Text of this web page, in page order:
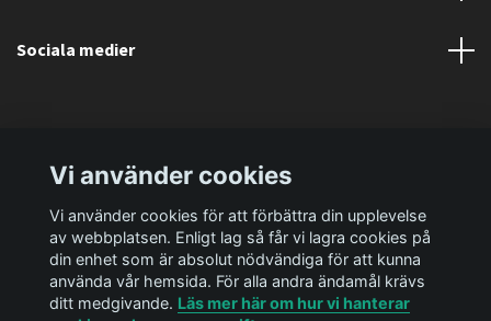
Sociala medier
Vi använder cookies
Vi använder cookies för att förbättra din upplevelse
av webbplatsen. Enligt lag så får vi lagra cookies på
din enhet som är absolut nödvändiga för att kunna
använda vår hemsida. För alla andra ändamål krävs
ditt medgivande. Läs mer här om hur vi hanterar